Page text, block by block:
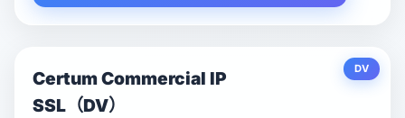
Certum Commercial IP
SSL（DV）
DV